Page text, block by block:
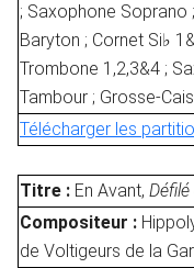
; Saxophone Soprano
Baryton ; Cornet Si♭
Trombone 1,2,3&4 ;
Tambour ; Grosse-
Télécharger les
Titre : En Avant,
Compositeur :
de Voltigeurs de la